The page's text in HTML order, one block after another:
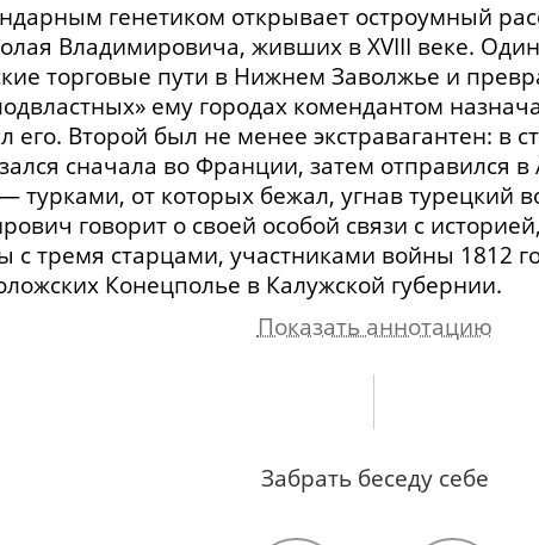
генетиком открывает остроумный
Владимировича, живших в XVIII веке.
торговые пути в Нижнем Заволжье и
ему городах комендантом
его. Второй был не менее экстравагантен: в
сначала во Франции, затем отправился
турками, от которых бежал, угнав турецкий
говорит о своей особой связи с
с тремя старцами, участниками войны 1812
Конецполье в Калужской губернии.
. О дальнихпредках-чудаках
обыгравшем А.С. Пушкина в
Показать аннотацию
Забрать беседу себе